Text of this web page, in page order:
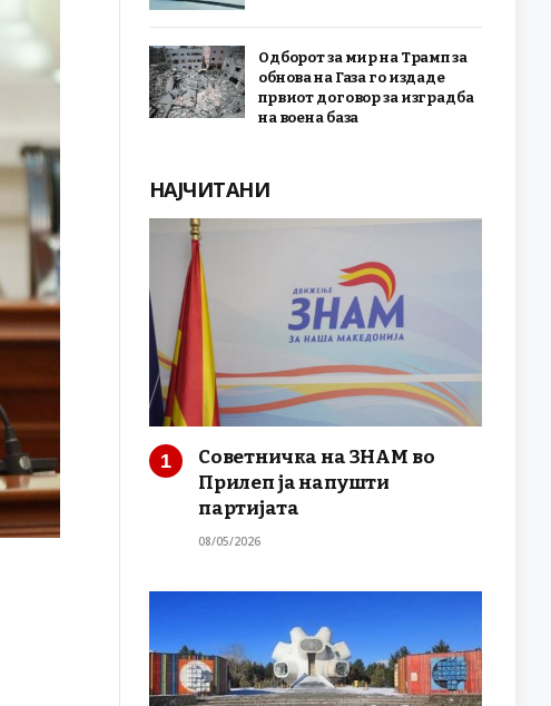
Одборот за мир на Трамп за
обнова на Газа го издаде
првиот договор за изградба
на воена база
НАЈЧИТАНИ
Советничка на ЗНАМ во
Прилеп ја напушти
партијата
08/05/2026